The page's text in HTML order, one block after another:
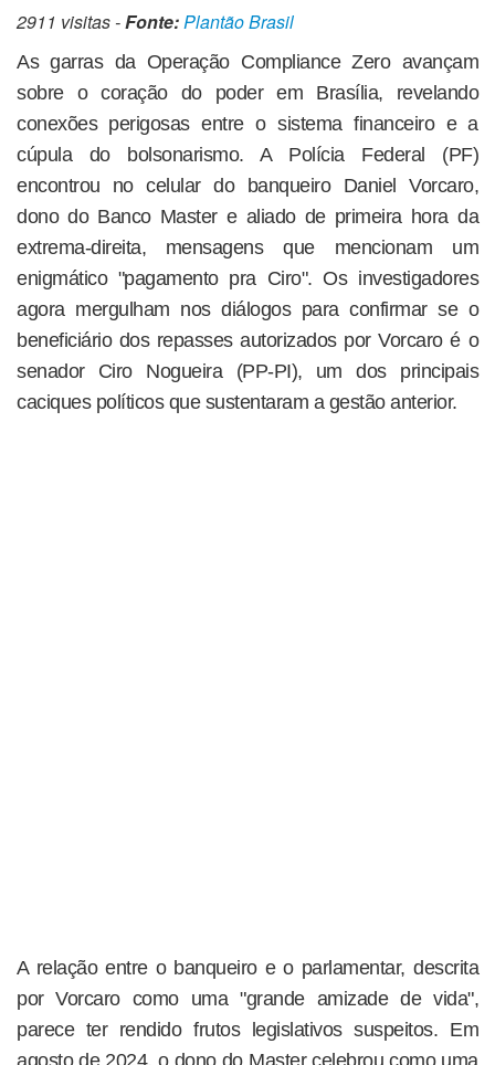
2911 visitas -Fonte: Plantão Brasil
As garras da Operação Compliance Zero avançam
sobre o coração do poder em Brasília, revelando
conexões perigosas entre o sistema financeiro e a
cúpula do bolsonarismo. A Polícia Federal (PF)
encontrou no celular do banqueiro Daniel Vorcaro,
dono do Banco Master e aliado de primeira hora da
extrema-direita, mensagens que mencionam um
enigmático "pagamento pra Ciro". Os investigadores
agora mergulham nos diálogos para confirmar se o
beneficiário dos repasses autorizados por Vorcaro é o
senador Ciro Nogueira (PP-PI), um dos principais
caciques políticos que sustentaram a gestão anterior.
A relação entre o banqueiro e o parlamentar, descrita
por Vorcaro como uma "grande amizade de vida",
parece ter rendido frutos legislativos suspeitos. Em
agosto de 2024, o dono do Master celebrou como uma